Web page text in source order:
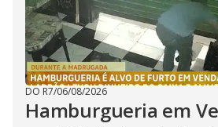
DO R7/06/08/2026
Hamburgueria em